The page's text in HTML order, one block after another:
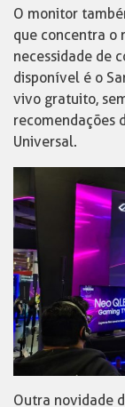
O monitor
que concentra o
necessidade de
disponível é o
vivo gratuito,
recomendações
Universal.
Outra novidade